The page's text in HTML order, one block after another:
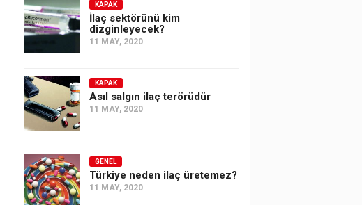
KAPAK
İlaç sektörünü kim
dizginleyecek?
11 MAY, 2020
KAPAK
Asıl salgın ilaç terörüdür
11 MAY, 2020
GENEL
Türkiye neden ilaç üretemez?
11 MAY, 2020